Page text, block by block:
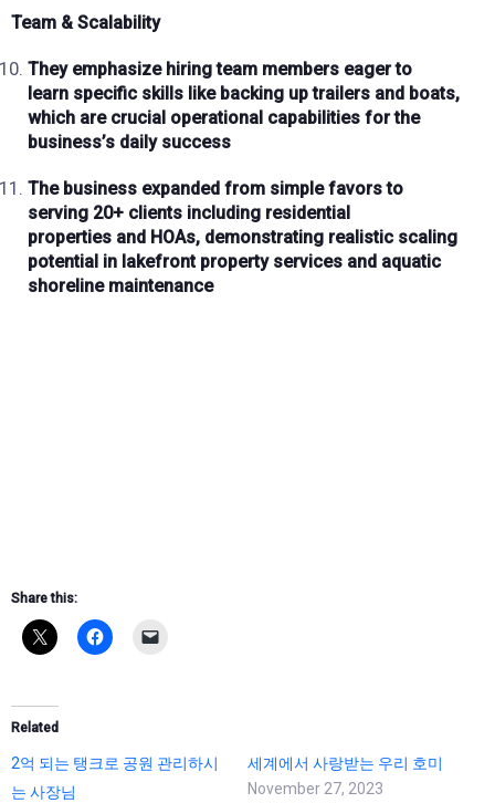
Team & Scalability
They emphasize hiringteam members eager to
learn specific skills like backing up trailers and boats,
which are crucial operational capabilities for the
business’s daily success
The business expanded from simple favors to
serving 20+ clients including residential
properties and HOAs, demonstrating realistic scaling
potential in lakefront property services and aquatic
shoreline maintenance
Share this:
Related
2억 되는 탱크로 공원 관리하시
는 사장님
세계에서 사랑받는 우리 호미
November 27, 2023